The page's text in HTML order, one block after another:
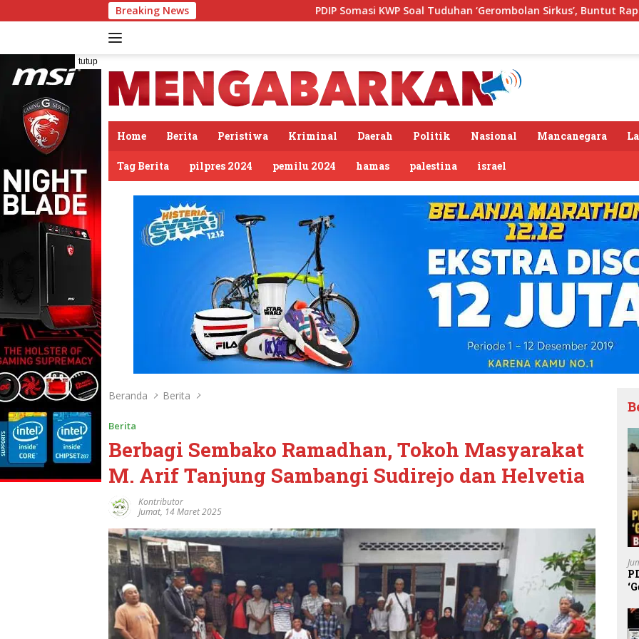
ke
Breaking News PDIP Somasi KWP Soal Tuduhan ‘Gerombolan Sirkus’, Buntut Rapat Komisi II
tutup
Home Berita Peristiwa Kriminal Daerah Politik Nasional Mancanegara
Tag Berita pilpres 2024 pemilu 2024 hamas palestina israel
Beranda Berita
Berita
Berbagi Sembako Ramadhan, Tokoh Masyarakat
M. Arif Tanjung Sambangi Sudirejo dan Helvetia
Kontributor
Jumat, 14 Maret 2025